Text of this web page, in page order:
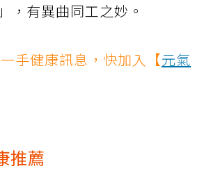
，有異曲同工之妙。
手健康訊息，快加入【元氣
推薦